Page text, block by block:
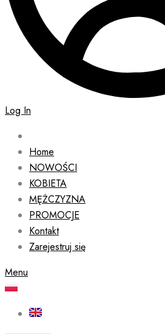
Log In
Home
NOWOŚCI
KOBIETA
MĘŻCZYZNA
PROMOCJE
Kontakt
Zarejestruj się
Menu